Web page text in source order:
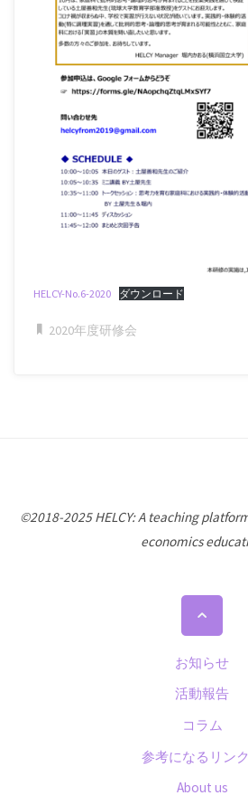
HELCY-No.6-2020 ダウンロード
2020年度研修会
©2018-2025 HELCY: A teaching
economics
お知らせ
活動報告
コラム
参考になるリン
About us
ト
ッ
プ
に
る